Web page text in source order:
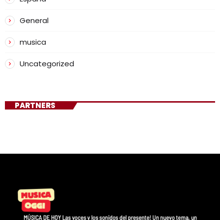
General
musica
Uncategorized
PARTNERS